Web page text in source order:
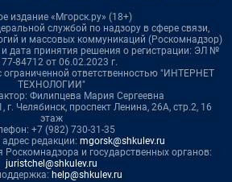
издание «Мгорск.ру» (18+)
службой по надзору в сфере связи,
и массовых коммуникаций (Роскомнадзор)
дата принятия решения о регистрации: ЭЛ №
84712 от 06.02.2023 г.
ограниченной ответственностью "ИНТЕРНЕТ
ТЕХНОЛОГИИ"
Филипцева Мария Сергеевна
г. Челябинск, проспект Ленина, 26А, стр.2, 16
этаж
+7 (982) 730-31-35
редакции: mgorsk@shkulev.ru
Роскомнадзора и государственных органов:
juristchel@shkulev.ru
help@shkulev.ru